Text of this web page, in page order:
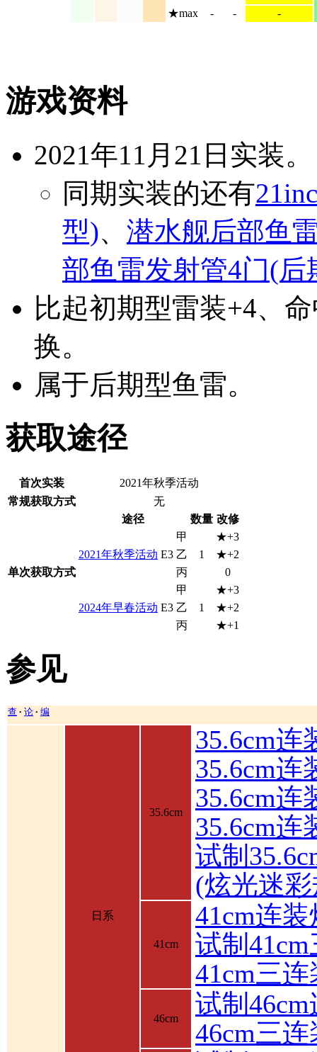
★max
- - -
游戏资料
2021年11月21日实装。
同期实装的还有
型)、 潜水舰后部鱼
部鱼雷发射管4门(后
比起初期型雷装+4、
换。
属于后期型鱼雷。
获取途径
首次实装
2021年秋季活动
常规获取方式
无
单次获取方式
途径 数量 改修
2021年秋季活动 E3
甲
1
★+3
乙
★+2
丙
0
2024年早春活动 E3
甲
1
★+3
乙
★+2
丙
★+1
参见
查 • 论 • 编
日系
35.6cm
35.6cm连
35.6cm连
35.6cm连
35.6cm连
试制
(炫光迷
41cm
41cm连装
试制
41cm三
46cm
试制
46cm三